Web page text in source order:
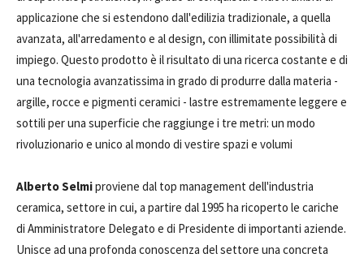
applicazione che si estendono dall'edilizia tradizionale, a quella
avanzata, all'arredamento e al design, con illimitate possibilità di
impiego. Questo prodotto è il risultato di una ricerca costante e di
una tecnologia avanzatissima in grado di produrre dalla materia -
argille, rocce e pigmenti ceramici - lastre estremamente leggere e
sottili per una superficie che raggiunge i tre metri: un modo
rivoluzionario e unico al mondo di vestire spazi e volumi
Alberto Selmiproviene dal top management dell'industria
ceramica, settore in cui, a partire dal 1995 ha ricoperto le cariche
di Amministratore Delegato e di Presidente di importanti aziende.
Unisce ad una profonda conoscenza del settore una concreta